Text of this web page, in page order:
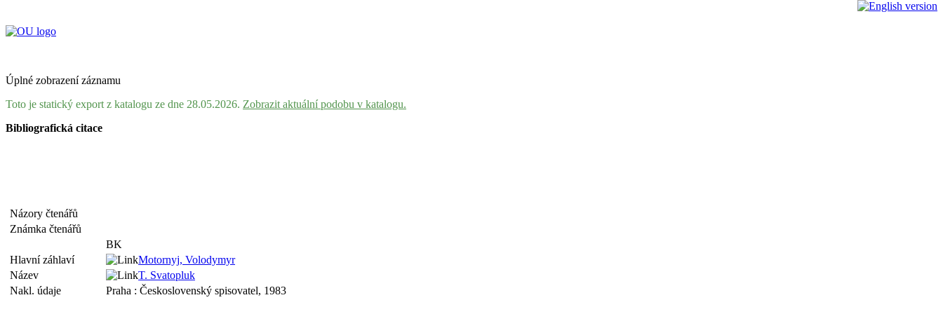
Úplné zobrazení záznamu
Toto je statický export z katalogu ze dne 28.05.2026. Zobrazit aktuální podobu v katalogu.
Bibliografická citace
Názory čtenářů
Známka čtenářů
BK
Hlavní záhlaví
Motornyj, Volodymyr
Název
T. Svatopluk
Nakl. údaje
Praha : Československý spisovatel, 1983